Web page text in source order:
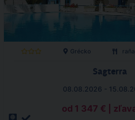
Grécko
Sagterra
08.08.2026 -
od 1 347 € |